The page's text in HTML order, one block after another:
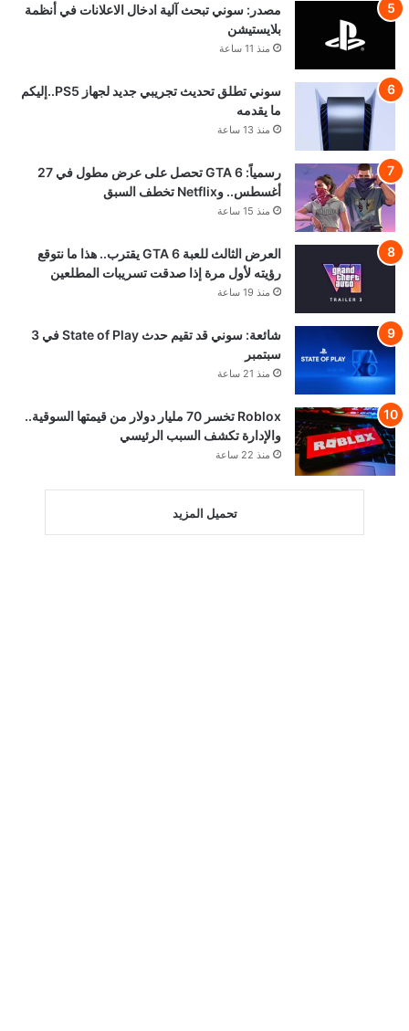
مصدر: سوني تبحث آلية ادخال الاعلانات في أنظمة
بلايستيشن
منذ 11 ساعة
سوني تطلق تحديث تجريبي جديد لجهاز PS5..إليكم
ما يقدمه
منذ 13 ساعة
رسمياً: GTA 6 تحصل على عرض مطول في 27
أغسطس.. وNetflix تخطف السبق
منذ 15 ساعة
العرض الثالث للعبة GTA 6 يقترب.. هذا ما نتوقع
رؤيته لأول مرة إذا صدقت تسريبات المطلعين
منذ 19 ساعة
شائعة: سوني قد تقيم حدث State of Play في 3
سبتمبر
منذ 21 ساعة
Roblox تخسر 70 مليار دولار من قيمتها السوقية..
والإدارة تكشف السبب الرئيسي
منذ 22 ساعة
تحميل المزيد